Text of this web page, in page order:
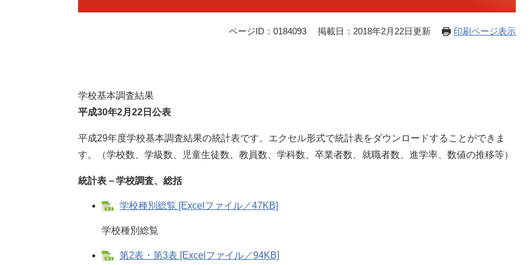
ページID：0184093 掲載日：2018年2月22日更新 印刷ページ表示
学校基本調査結果
平成30年2月22日公表
平成29年度学校基本調査結果の統計表です。エクセル形式で統計表をダウンロードすることができま
す。（学校数、学級数、児童生徒数、教員数、学科数、卒業者数、就職者数、進学率、数値の推移等）
統計表－学校調査、総括
学校種別総覧 [Excelファイル／47KB]
学校種別総覧
第2表・第3表 [Excelファイル／94KB]